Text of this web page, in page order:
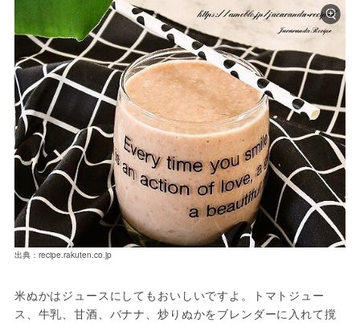
出典：recipe.rakuten.co.jp
米ぬかはジュースにしてもおいしいですよ。トマトジュー
ス、牛乳、甘酒、バナナ、炒りぬかをブレンダーに入れて撹